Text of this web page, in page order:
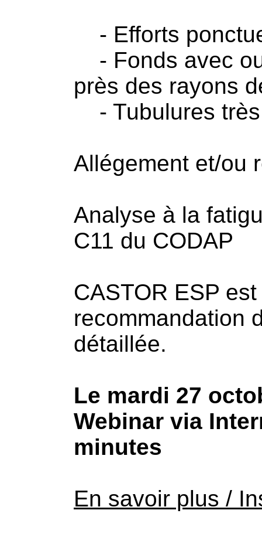
- Efforts
- Fonds avec
près des rayons
- Tubulures
Allégement et/ou
Analyse à la
C11 du CODAP
CASTOR ESP
recommandation
détaillée.
Le mardi 27
Webinar via
minutes
En savoir plus /